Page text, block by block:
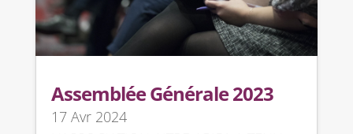
Assemblée Générale 2023
17 Avr 2024